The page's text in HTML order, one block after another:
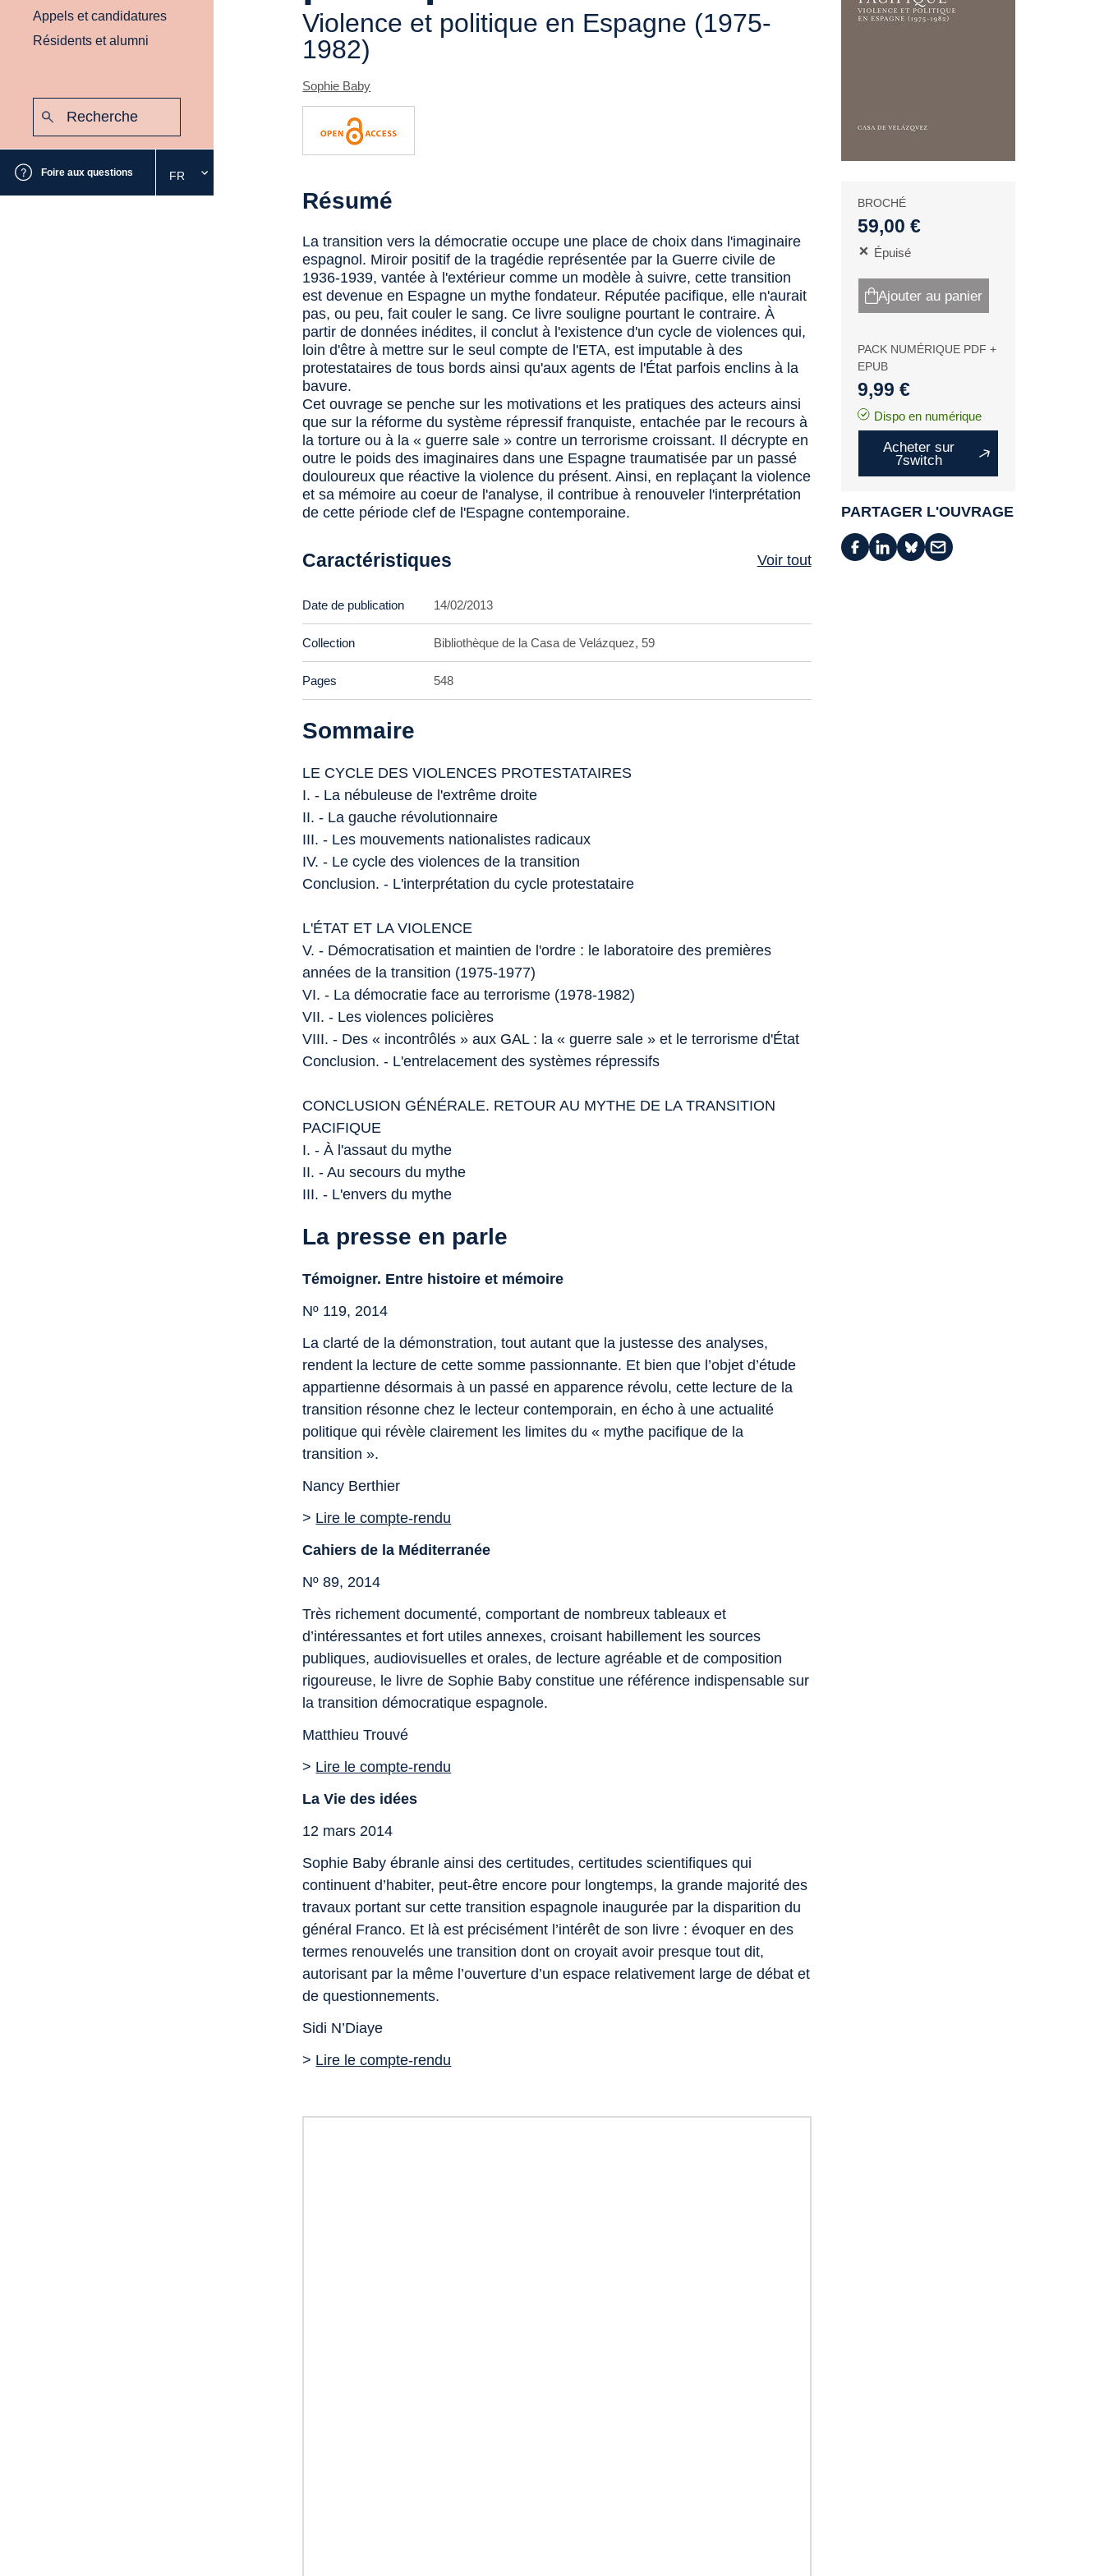
Appels et candidatures
Résidents et alumni
Foire aux questions
Sélectionnez
la
FR
Violence et politique en Espagne (1975-
1982)
Sophie Baby
Résumé
La transition vers la démocratie occupe une place de choix dans l'imaginaire
espagnol. Miroir positif de la tragédie représentée par la Guerre civile de
1936-1939, vantée à l'extérieur comme un modèle à suivre, cette transition
est devenue en Espagne un mythe fondateur. Réputée pacifique, elle n'aurait
pas, ou peu, fait couler le sang. Ce livre souligne pourtant le contraire. À
partir de données inédites, il conclut à l'existence d'un cycle de violences qui,
loin d'être à mettre sur le seul compte de l'ETA, est imputable à des
protestataires de tous bords ainsi qu'aux agents de l'État parfois enclins à la
bavure.
Cet ouvrage se penche sur les motivations et les pratiques des acteurs ainsi
que sur la réforme du système répressif franquiste, entachée par le recours à
la torture ou à la « guerre sale » contre un terrorisme croissant. Il décrypte en
outre le poids des imaginaires dans une Espagne traumatisée par un passé
douloureux que réactive la violence du présent. Ainsi, en replaçant la violence
et sa mémoire au coeur de l'analyse, il contribue à renouveler l'interprétation
de cette période clef de l'Espagne contemporaine.
Caractéristiques Voir tout
Date de publication 14/02/2013
Collection Bibliothèque de la Casa de Velázquez, 59
Pages 548
Sommaire
LE CYCLE DES VIOLENCES PROTESTATAIRES
I. - La nébuleuse de l'extrême droite
II. - La gauche révolutionnaire
III. - Les mouvements nationalistes radicaux
IV. - Le cycle des violences de la transition
Conclusion. - L'interprétation du cycle protestataire
L'ÉTAT ET LA VIOLENCE
V. - Démocratisation et maintien de l'ordre : le laboratoire des premières
années de la transition (1975-1977)
VI. - La démocratie face au terrorisme (1978-1982)
VII. - Les violences policières
VIII. - Des « incontrôlés » aux GAL : la « guerre sale » et le terrorisme d'État
Conclusion. - L'entrelacement des systèmes répressifs
CONCLUSION GÉNÉRALE. RETOUR AU MYTHE DE LA TRANSITION
PACIFIQUE
I. - À l'assaut du mythe
II. - Au secours du mythe
III. - L'envers du mythe
La presse en parle
Témoigner. Entre histoire et mémoire
Nº 119, 2014
La clarté de la démonstration, tout autant que la justesse des analyses,
rendent la lecture de cette somme passionnante. Et bien que l’objet d’étude
appartienne désormais à un passé en apparence révolu, cette lecture de la
transition résonne chez le lecteur contemporain, en écho à une actualité
politique qui révèle clairement les limites du « mythe pacifique de la
transition ».
Nancy Berthier
> Lire le compte-rendu
Cahiers de la Méditerranée
Nº 89, 2014
Très richement documenté, comportant de nombreux tableaux et
d’intéressantes et fort utiles annexes, croisant habillement les sources
publiques, audiovisuelles et orales, de lecture agréable et de composition
rigoureuse, le livre de Sophie Baby constitue une référence indispensable sur
la transition démocratique espagnole.
Matthieu Trouvé
> Lire le compte-rendu
La Vie des idées
12 mars 2014
Sophie Baby ébranle ainsi des certitudes, certitudes scientifiques qui
continuent d’habiter, peut-être encore pour longtemps, la grande majorité des
travaux portant sur cette transition espagnole inaugurée par la disparition du
général Franco. Et là est précisément l’intérêt de son livre : évoquer en des
termes renouvelés une transition dont on croyait avoir presque tout dit,
autorisant par la même l’ouverture d’un espace relativement large de débat et
de questionnements.
Sidi N’Diaye
> Lire le compte-rendu
BROCHÉ
59,00 €
Épuisé
Ajouter au panier
PACK NUMÉRIQUE PDF +
EPUB
9,99 €
Dispo en numérique
Acheter sur
7switch
PARTAGER L'OUVRAGE